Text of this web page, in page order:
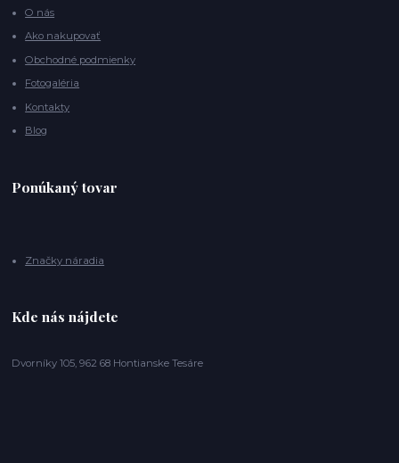
O nás
Ako nakupovať
Obchodné podmienky
Fotogaléria
Kontakty
Blog
Ponúkaný tovar
Značky náradia
Kde nás nájdete
Dvorníky 105, 962 68 Hontianske Tesáre